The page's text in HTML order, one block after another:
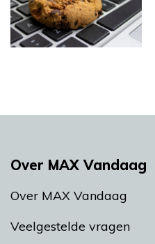
Over MAX Vandaag
Over MAX Vandaag
Veelgestelde vragen